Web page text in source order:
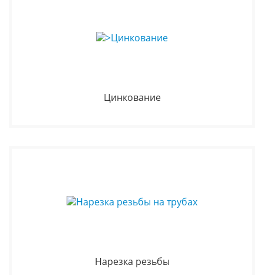
Цинкование
Нарезка резьбы